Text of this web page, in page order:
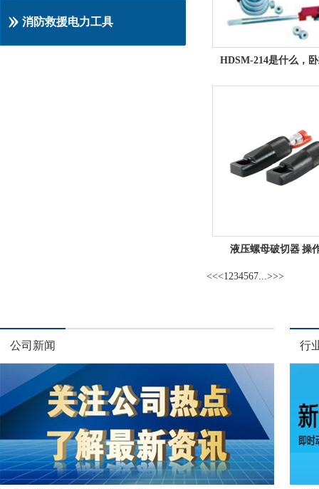
消防救援电力工具
液压螺母破切器 操
<<<1234567...>>>
公司新闻 行